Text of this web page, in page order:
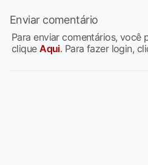
Enviar comentário
Para enviar comentários, você
cliqueAqui. Para fazer login,